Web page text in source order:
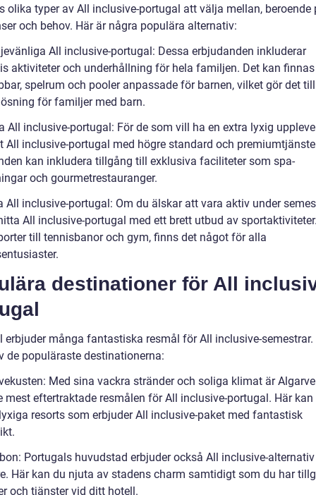
olika typer av All inclusive-portugal att välja mellan, beroende
och behov. Här är några populära alternativ:
All inclusive-portugal: Dessa erbjudanden inkluderar
aktiviteter och underhållning för hela familjen. Det kan finnas
spelrum och pooler anpassade för barnen, vilket gör det
för familjer med barn.
All inclusive-portugal: För de som vill ha en extra lyxig
All inclusive-portugal med högre standard och
kan inkludera tillgång till exklusiva faciliteter som spa-
och gourmetrestauranger.
All inclusive-portugal: Om du älskar att vara aktiv under
All inclusive-portugal med ett brett utbud av
till tennisbanor och gym, finns det något för alla
destinationer för All
erbjuder många fantastiska resmål för All inclusive-semestrar.
de populäraste destinationerna:
Med sina vackra stränder och soliga klimat är
mest eftertraktade resmålen för All inclusive-portugal. Här
resorts som erbjuder All inclusive-paket med fantastisk
Portugals huvudstad erbjuder också All inclusive-
Här kan du njuta av stadens charm samtidigt som du har
och tjänster vid ditt hotell.